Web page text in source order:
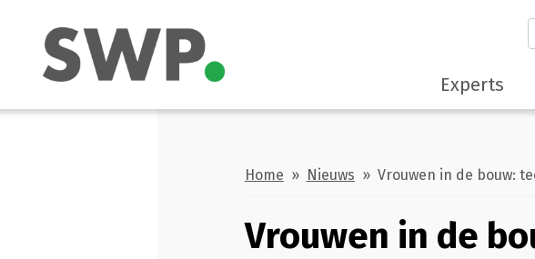
Experts
Home » Nieuws » Vrouwen in de bouw:
Vrouwen in de